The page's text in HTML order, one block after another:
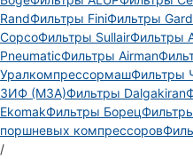
RandФильтры FiniФильтры
CopcoФильтры SullairФильтры
PneumaticФильтры Airman
УралкомпрессормашФильтры
ЗИФ (МЗА)Фильтры Dalgakiran
EkomakФильтры Борец
поршневых компрессоров
/